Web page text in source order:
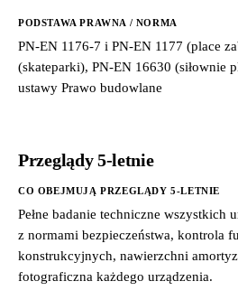
PODSTAWA PRAWNA / NORMA
PN-EN 1176-7 i PN-EN 1177 (place
(skateparki), PN-EN 16630 (siłownie
ustawy Prawo budowlane
Przeglądy 5-letnie
CO OBEJMUJĄ PRZEGLĄDY 5-LETNIE
Pełne badanie techniczne wszystkich
z normami bezpieczeństwa, kontrola
konstrukcyjnych, nawierzchni
fotograficzna każdego urządzenia.